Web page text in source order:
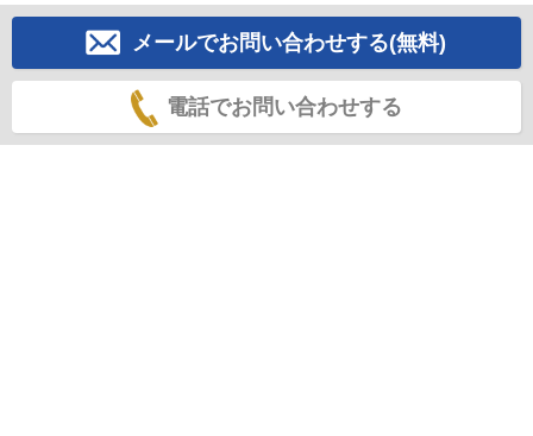
メールでお問い合わせする(無料)
電話でお問い合わせする